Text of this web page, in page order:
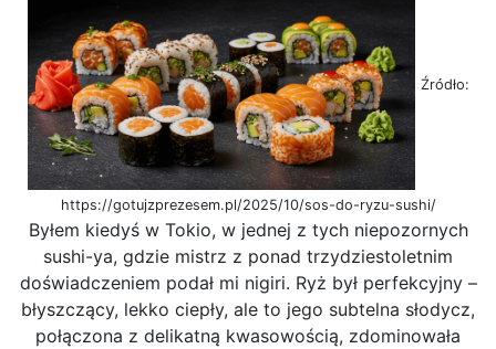
Źródło:
https://gotujzprezesem.pl/2025/10/sos-do-ryzu-sushi/
Byłem kiedyś w Tokio, w jednej z tych niepozornych
sushi-ya, gdzie mistrz z ponad trzydziestoletnim
doświadczeniem podał mi nigiri. Ryż był perfekcyjny –
błyszczący, lekko ciepły, ale to jego subtelna słodycz,
połączona z delikatną kwasowością, zdominowała